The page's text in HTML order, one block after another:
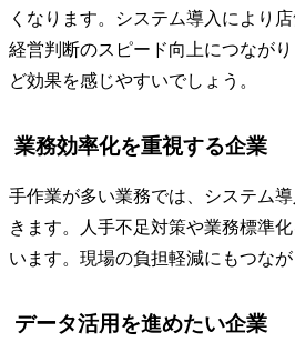
くなります。システム導入により
経営判断のスピード向上につなが
ど効果を感じやすいでしょう。
業務効率化を重視する企業
手作業が多い業務では、システム
きます。人手不足対策や業務標準
います。現場の負担軽減にもつなが
データ活用を進めたい企業